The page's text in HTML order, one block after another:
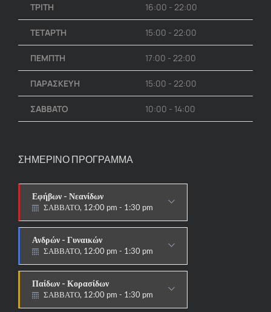
ΤΡΙΤΗ 16:00 - 22:00
ΤΕΤΑΡΤΗ 15:00 - 22:00
ΠΕΜΠΤΗ 17:00 - 22:00
ΠΑΡΑΣΚΕΥΗ 15:00 - 22:00
ΣΑΒΒΑΤΟ 10:00 - 14:00
ΣΗΜΕΡΙΝΟ ΠΡΟΓΡΑΜΜΑ
Εφήβων - Νεανίδων
ΣΑΒΒΑΤΟ, 12:00 pm - 1:30 pm
Ανδρών - Γυναικών
ΣΑΒΒΑΤΟ, 12:00 pm - 1:30 pm
Παίδων - Κορασίδων
ΣΑΒΒΑΤΟ, 12:00 pm - 1:30 pm